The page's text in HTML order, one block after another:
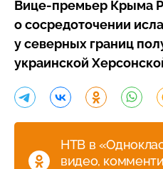
Вице-премьер Крыма
о сосредоточении
у северных границ
украинской
НТВ в
видео,